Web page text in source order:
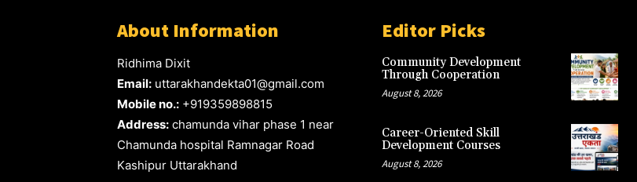
About Information
Ridhima Dixit
Email: uttarakhandekta01@gmail.com
Mobile no.: +919359898815
Address: chamunda vihar phase 1 near
Chamunda hospital Ramnagar Road
Kashipur Uttarakhand
Editor Picks
Community Development
Through Cooperation
August 8, 2026
Career-Oriented Skill
Development Courses
August 8, 2026